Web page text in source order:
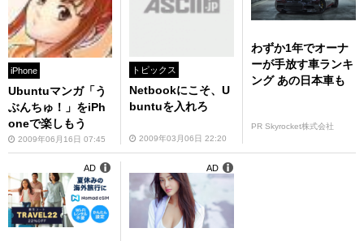
iPhone
Ubuntuマンガ「う
ぶんちゅ！」をiPh
oneで楽しもう
2009年06月16日 07:45
トピックス
Netbookにこそ、U
buntuを入れろ
2009年03月06日 22:20
わずか1年でオーナ
ーが手放す車ランキ
ング あの日本車も
PR Skyrocket株式会社
AD AD